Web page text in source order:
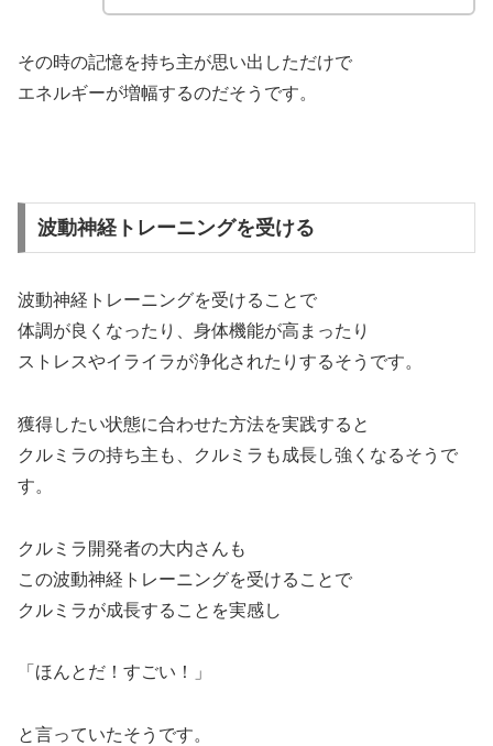
その時の記憶を持ち主が思い出しただけで
エネルギーが増幅するのだそうです。
波動神経トレーニングを受ける
波動神経トレーニングを受けることで
体調が良くなったり、身体機能が高まったり
ストレスやイライラが浄化されたりするそうです。
獲得したい状態に合わせた方法を実践すると
クルミラの持ち主も、クルミラも成長し強くなるそうで
す。
クルミラ開発者の大内さんも
この波動神経トレーニングを受けることで
クルミラが成長することを実感し
「ほんとだ！すごい！」
と言っていたそうです。